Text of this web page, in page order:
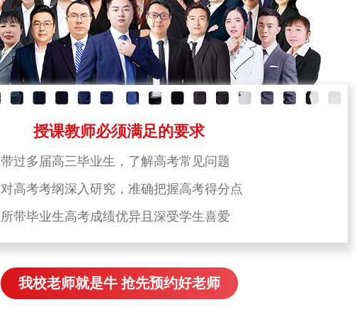
授课教师必须满足的要求
带过多届高三毕业生，了解高考常见问题
对高考考纲深入研究，准确把握高考得分点
所带毕业生高考成绩优异且深受学生喜爱
我校老师就是牛 抢先预约好老师